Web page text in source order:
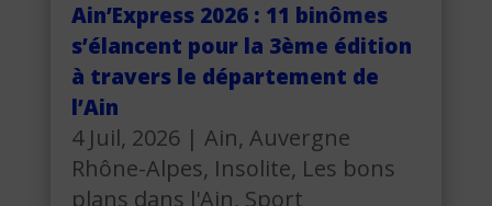
Ain’Express 2026 : 11 binômes
s’élancent pour la 3ème édition
à travers le département de
l’Ain
4 Juil, 2026| Ain, Auvergne
Rhône-Alpes, Insolite, Les bons
plans dans l'Ain, Sport